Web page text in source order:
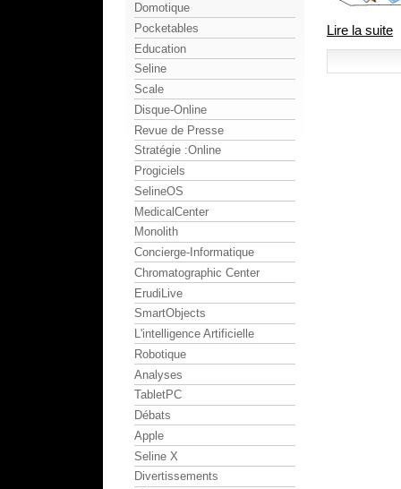
Lire la suite
Domotique
Pocketables
Education
Seline
Scale
Disque-Online
Revue de Presse
Stratégie :Online
Progiciels
SelineOS
MedicalCenter
Monolith
Concierge-Informatique
Chromatographic Center
ErudiLive
SmartObjects
L'intelligence Artificielle
Robotique
Analyses
TabletPC
Débats
Apple
Seline X
Divertissements